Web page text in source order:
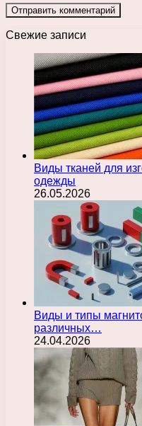
Свежие записи
Виды тканей для
одежды
26.05.2026
Виды и типы
различных…
24.04.2026